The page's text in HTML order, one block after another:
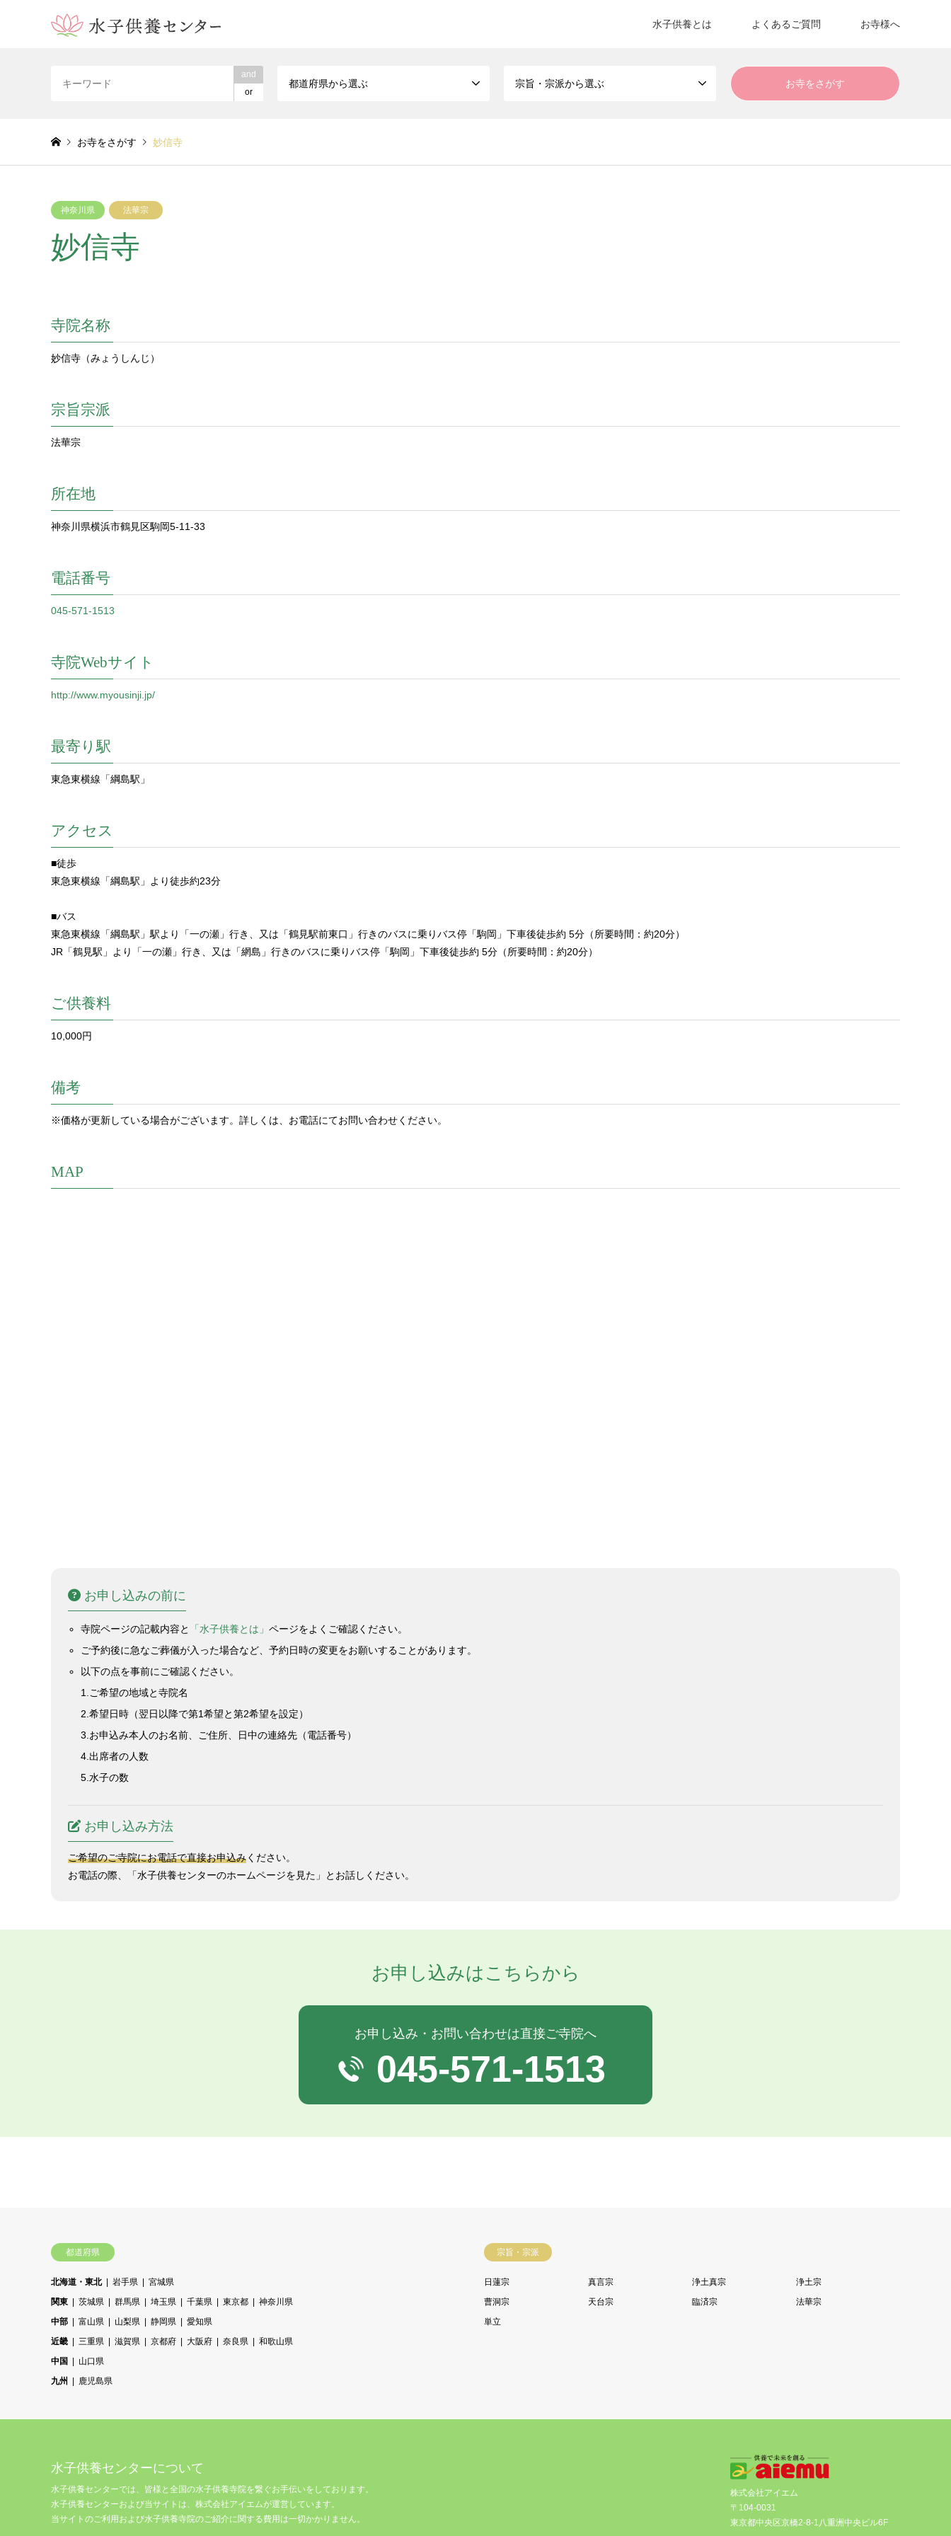
水子供養とは よくあるご質問 お寺様へ
and
or
都道府県から選ぶ 宗旨・宗派から選ぶ
お寺をさがす 妙信寺
神奈川県 法華宗
妙信寺
寺院名称
妙信寺（みょうしんじ）
宗旨宗派
法華宗
所在地
神奈川県横浜市鶴見区駒岡5-11-33
電話番号
045-571-1513
寺院Webサイト
http://www.myousinji.jp/
最寄り駅
東急東横線「綱島駅」
アクセス
■徒歩
東急東横線「綱島駅」より徒歩約23分
■バス
東急東横線「綱島駅」駅より「一の瀬」行き、又は「鶴見駅前東口」行きのバスに乗りバス停「駒岡」下車後徒歩約 5分（所要時間：約20分）
JR「鶴見駅」より「一の瀬」行き、又は「網島」行きのバスに乗りバス停「駒岡」下車後徒歩約 5分（所要時間：約20分）
ご供養料
10,000円
備考
※価格が更新している場合がございます。詳しくは、お電話にてお問い合わせください。
MAP
お申し込みの前に
寺院ページの記載内容と 「水子供養とは」ページをよくご確認ください。
ご予約後に急なご葬儀が入った場合など、予約日時の変更をお願いすることがあります。
以下の点を事前にご確認ください。
1.ご希望の地域と寺院名
2.希望日時（翌日以降で第1希望と第2希望を設定）
3.お申込み本人のお名前、ご住所、日中の連絡先（電話番号）
4.出席者の人数
5.水子の数
お申し込み方法
ご希望のご寺院にお電話で直接お申込みください。
お電話の際、「水子供養センターのホームページを見た」とお話しください。
お申し込みはこちらから
お申し込み・お問い合わせは直接ご寺院へ
045-571-1513
都道府県
北海道・東北 岩手県
宮城県
関東
茨城県 群馬県 埼玉県 千葉県 東京都
神奈川県
中部
富山県 山梨県 静岡県
愛知県
近畿
三重県 滋賀県 京都府 大阪府 奈良県
和歌山県
中国
山口県
九州
鹿児島県
宗旨・宗派
日蓮宗 真言宗 浄土真宗
浄土宗
曹洞宗
天台宗 臨済宗
法華宗
単立
水子供養センターについて
水子供養センターでは、皆様と全国の水子供養寺院を繋ぐお手伝いをしております。
水子供養センターおよび当サイトは、株式会社アイエムが運営しています。
当サイトのご利用および水子供養寺院のご紹介に関する費用は一切かかりません。
株式会社アイエム
〒104-0031
東京都中央区京橋2-8-1八重洲中央ビル6F